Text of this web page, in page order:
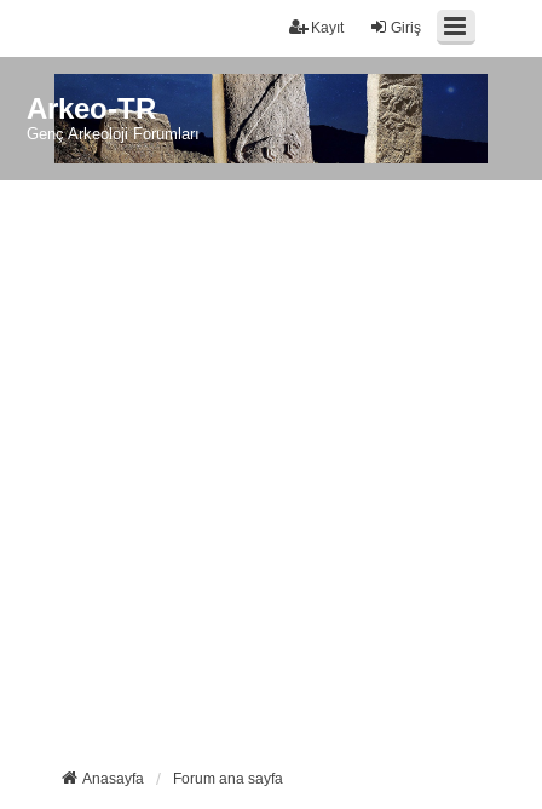
Giriş
Kayıt
Arkeo-TR
Genç Arkeoloji Forumları
Anasayfa Forum ana sayfa